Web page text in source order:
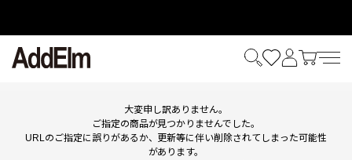
HOME ITEM
大変申し訳ありません。
ご指定の商品が見つかりませんでした。
URLのご指定に誤りがあるか、更新等に伴い削除されてしまった可能性
があります。